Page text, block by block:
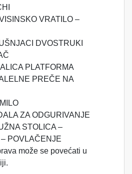
VRATILO –
DVOSTRUKI
PLATFORMA
PREČE NA
ZA ODGURIVANJE
STOLICA –
POVLAČENJE
može se povećati u